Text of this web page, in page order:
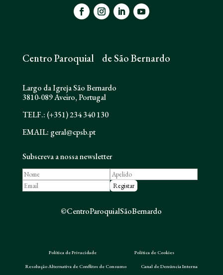
Centro Paroquial de São Bernardo
Largo da Igreja São Bernardo
3810-089 Aveiro, Portugal
TELF.: (+351) 234 340 130
EMAIL: geral@cpsb.pt
Subscreva a nossa newsletter
©CentroParoquialSãoBernardo
Política de Privacidade Política de Cookies
Resolução Alternativa de Conflitos de Consumo Canal de Denúncia Interna